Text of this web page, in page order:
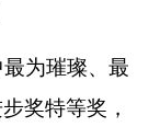
为璀璨、最
奖特等奖，